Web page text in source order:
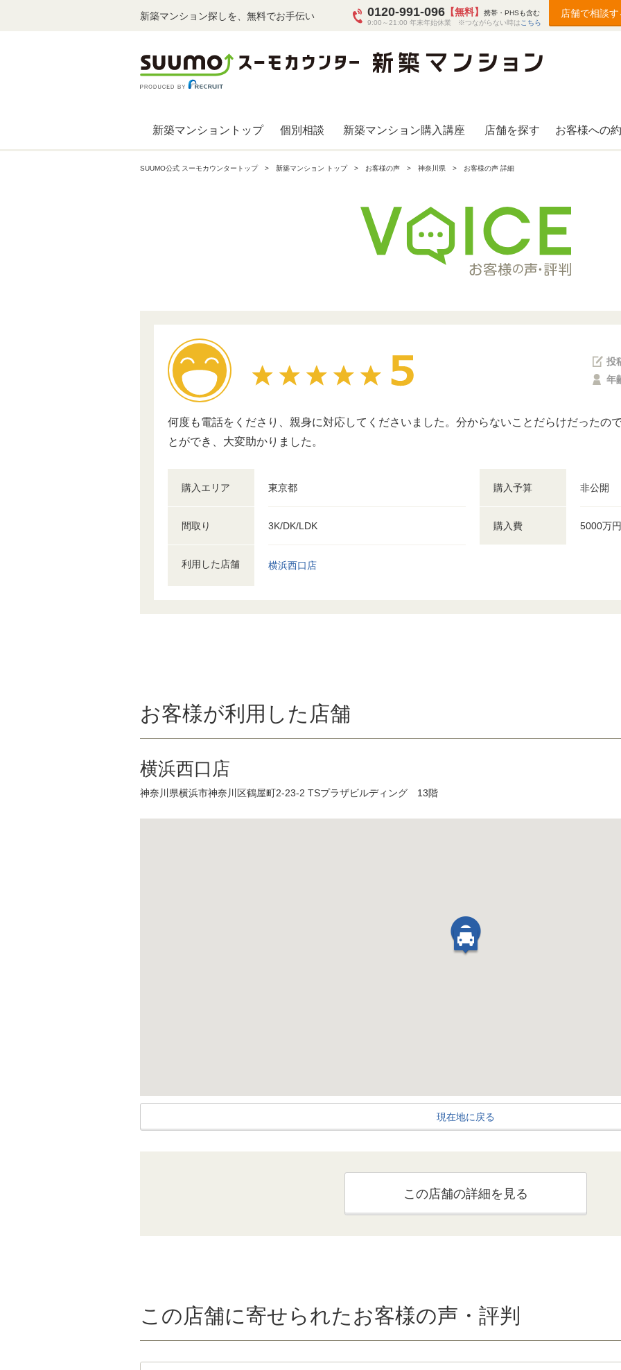
新築マンション探しを、無料でお手伝い 0120-991-096 【無料】
携帯・PHSも含む
9:00～21:00 年末年始休業 ※つながらない時は こちら
店舗で相談す
新築マンショントップ 個別相談 新築マンション購入講座 店舗を探す お客様への
SUUMO公式 スーモカウンタートップ 新築マンション トップ お客様の声 神奈川県 お客様の声 詳細
投
年
何度も電話をくださり、親身に対応してくださいました。分からないことだらけだったの
とができ、大変助かりました。
購入エリア 東京都
間取り 3K/DK/LDK
利用した店舗 横浜西口店
購入予算 非公開
購入費 5000万
お客様が利用した店舗
横浜西口店
神奈川県横浜市神奈川区鶴屋町2-23-2 TSプラザビルディング 13階
現在地に戻る
この店舗の詳細を見る
この店舗に寄せられたお客様の声・評判